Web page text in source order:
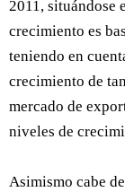
2011, situándose
crecimiento es
teniendo en
crecimiento de
mercado de
niveles de
Asimismo cabe